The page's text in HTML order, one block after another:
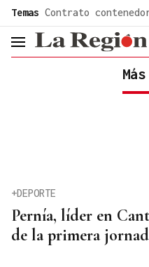
Temas Contrato
header.menu.open
Pernía, líder en
de la primera
+DEPORTE